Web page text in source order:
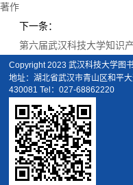
著作
下一条：
第六届武汉科技大学知识
Copyright 2023 武汉科技大学图
地址：湖北省武汉市青山区和平
430081 Tel：027-68862220